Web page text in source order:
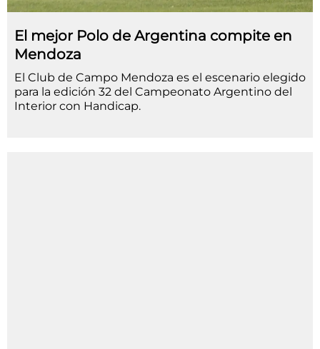
El mejor Polo de Argentina compite en
Mendoza
El Club de Campo Mendoza es el escenario elegido
para la edición 32 del Campeonato Argentino del
Interior con Handicap.